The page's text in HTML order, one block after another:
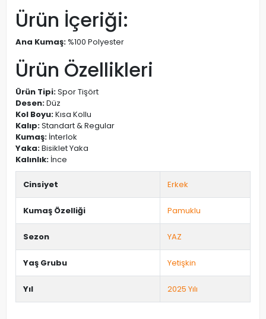
Ürün İçeriği:
Ana Kumaş: %100 Polyester
Ürün Özellikleri
Ürün Tipi:Spor Tişört
Desen:Düz
Kol Boyu:Kısa Kollu
Kalıp:Standart & Regular
Kumaş: İnterlok
Yaka:Bisiklet Yaka
Kalınlık: İnce
Cinsiyet Erkek
Kumaş Özelliği Pamuklu
Sezon YAZ
Yaş Grubu Yetişkin
Yıl 2025 Yılı